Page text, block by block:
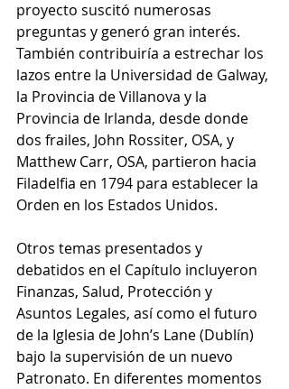
proyecto suscitó numerosas
preguntas y generó gran interés.
También contribuiría a estrechar los
lazos entre la Universidad de Galway,
la Provincia de Villanova y la
Provincia de Irlanda, desde donde
dos frailes, John Rossiter, OSA, y
Matthew Carr, OSA, partieron hacia
Filadelfia en 1794 para establecer la
Orden en los Estados Unidos.
Otros temas presentados y
debatidos en el Capítulo incluyeron
Finanzas, Salud, Protección y
Asuntos Legales, así como el futuro
de la Iglesia de John’s Lane (Dublín)
bajo la supervisión de un nuevo
Patronato. En diferentes momentos